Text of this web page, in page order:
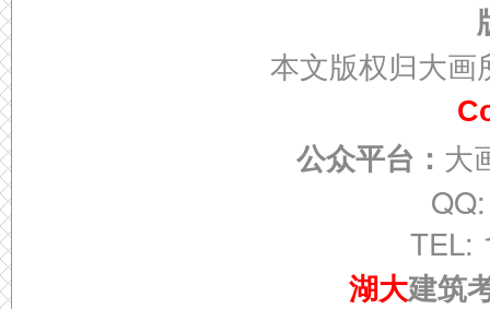
本文版权归大画
公众平台： 大
TEL:
湖大建筑